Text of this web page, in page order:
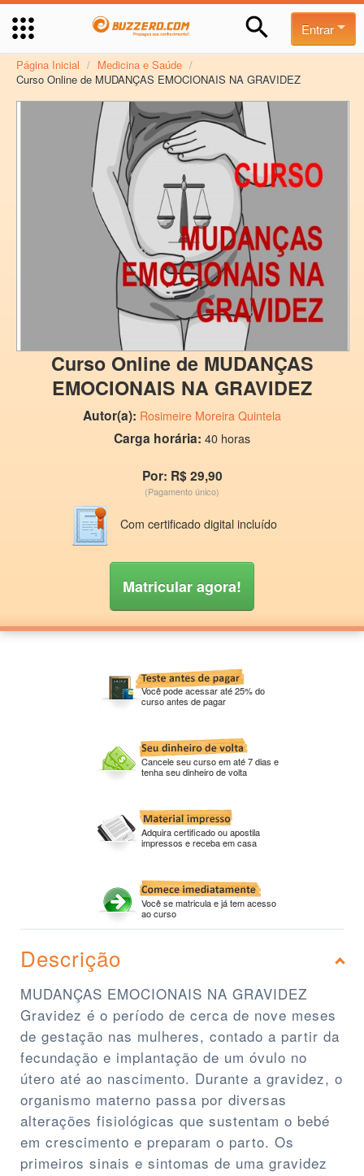
Entrar
Página Inicial / Medicina e Saúde /
Curso Online de MUDANÇAS EMOCIONAIS NA GRAVIDEZ
Curso Online de MUDANÇAS
EMOCIONAIS NA GRAVIDEZ
Autor(a): Rosimeire Moreira Quintela
Carga horária: 40 horas
Por: R$ 29,90
(Pagamento único)
Com certificado digital incluído
Matricular agora!
Você pode acessar até 25% do
curso antes de pagar
Cancele seu curso em até 7 dias e
tenha seu dinheiro de volta
Adquira certificado ou apostila
impressos e receba em casa
Você se matricula e já tem acesso
ao curso
Descrição
MUDANÇAS EMOCIONAIS NA GRAVIDEZ
Gravidez é o período de cerca de nove meses
de gestação nas mulheres, contado a partir da
fecundação e implantação de um óvulo no
útero até ao nascimento. Durante a gravidez, o
organismo materno passa por diversas
alterações fisiológicas que sustentam o bebé
em crescimento e preparam o parto. Os
primeiros sinais e sintomas de uma gravidez